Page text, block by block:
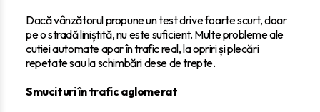
Dacă vânzătorul propune un test drive foarte scurt, doar
pe o stradă liniștită, nu este suficient. Multe probleme ale
cutiei automate apar în trafic real, la opriri și plecări
repetate sau la schimbări dese de trepte.
Smucituri în trafic aglomerat